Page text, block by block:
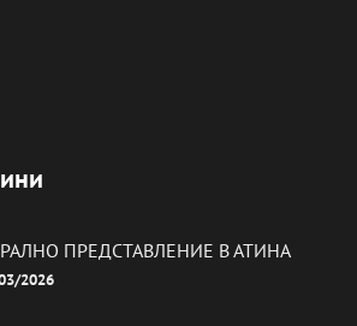
ПРЕДСТАВЛЕНИЕ В АТИНА
2026